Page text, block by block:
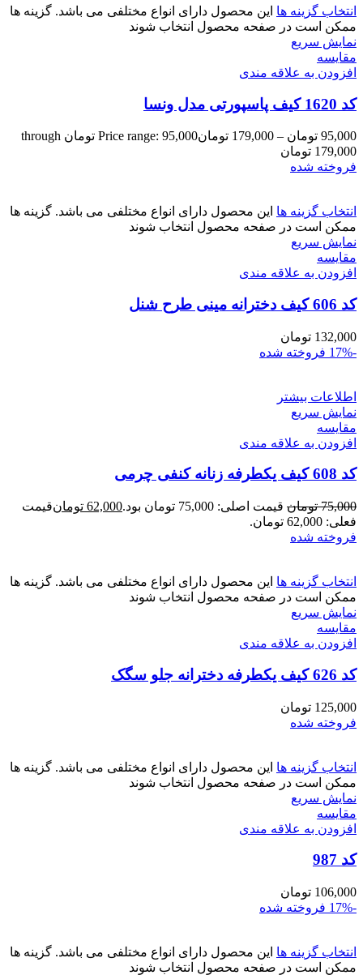
انتخاب گزینه ها این محصول دارای انواع مختلفی می باشد. گزینه ها
ممکن است در صفحه محصول انتخاب شوند
نمایش سریع
مقايسه
افزودن به علاقه مندی
کد 1620 کیف پاسپورتی مدل ونسا
95,000 تومان –
179,000 تومان
Price range: 95,000 تومان through
179,000 تومان
فروخته شده
انتخاب گزینه ها این محصول دارای انواع مختلفی می باشد. گزینه ها
ممکن است در صفحه محصول انتخاب شوند
نمایش سریع
مقايسه
افزودن به علاقه مندی
کد 606 کیف دخترانه مینی طرح شنل
132,000 تومان
-17%
فروخته شده
اطلاعات بیشتر
نمایش سریع
مقايسه
افزودن به علاقه مندی
کد 608 کیف یکطرفه زنانه کنفی چرمی
75,000 تومان قیمت اصلی: 75,000 تومان بود. 62,000 تومانقیمت
فعلی: 62,000 تومان.
فروخته شده
انتخاب گزینه ها این محصول دارای انواع مختلفی می باشد. گزینه ها
ممکن است در صفحه محصول انتخاب شوند
نمایش سریع
مقايسه
افزودن به علاقه مندی
کد 626 کیف یکطرفه دخترانه جلو سگک
125,000 تومان
فروخته شده
انتخاب گزینه ها این محصول دارای انواع مختلفی می باشد. گزینه ها
ممکن است در صفحه محصول انتخاب شوند
نمایش سریع
مقايسه
افزودن به علاقه مندی
کد 987
106,000 تومان
-17%
فروخته شده
انتخاب گزینه ها این محصول دارای انواع مختلفی می باشد. گزینه ها
ممکن است در صفحه محصول انتخاب شوند